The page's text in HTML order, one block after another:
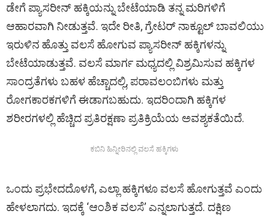
ಡೇಗೆ ಪ್ಯಾಸರೀನ್‌ ಹಕ್ಕಿಯನ್ನು ಬೇಟೆಯಾಡಿ ತನ್ನ ಮರಿಗಳಿಗೆ
ಆಹಾರವಾಗಿ ನೀಡುತ್ತವೆ. ಇದೇ ರೀತಿ, ಗ್ರೇಟರ್‌ ನಾಕ್ಟೂಲ್‌ ಬಾವಲಿಯು
ಇರುಳಿನ ಹೊತ್ತು ವಲಸೆ ಹೋಗುವ ಪ್ಯಾಸರೀನ್‌ ಹಕ್ಕಿಗಳನ್ನು
ಬೇಟೆಯಾಡುತ್ತವೆ. ವಲಸೆ ಮಾರ್ಗ ಮಧ್ಯದಲ್ಲಿ ವಿಶ್ರಮಿಸುವ ಹಕ್ಕಿಗಳ
ಸಾಂದ್ರತೆಗಳು ಬಹಳ ಹೆಚ್ಚಾದಲ್ಲಿ, ಪರಾವಲಂಬಿಗಳು ಮತ್ತು
ರೋಗಕಾರಕಗಳಿಗೆ ಈಡಾಗಬಹುದು. ಇದರಿಂದಾಗಿ ಹಕ್ಕಿಗಳ
ಶರೀರಗಳಲ್ಲಿ ಹೆಚ್ಚಿದ ಪ್ರತಿರಕ್ಷಣಾ ಪ್ರತಿಕ್ರಿಯೆಯ ಅವಶ್ಯಕತೆಯಿದೆ.
ಕಬಿನಿ ಹಿನ್ನೀರಿನಲ್ಲಿ ವಲಸೆ ಹಕ್ಕಿಗಳು
ಒಂದು ಪ್ರಭೇದದೊಳಗೆ, ಎಲ್ಲಾ ಹಕ್ಕಿಗಳೂ ವಲಸೆ ಹೋಗುತ್ತವೆ ಎಂದು
ಹೇಳಲಾಗದು. ಇದಕ್ಕೆ ‘ಆಂಶಿಕ ವಲಸೆ’ ಎನ್ನಲಾಗುತ್ತದೆ. ದಕ್ಷಿಣ